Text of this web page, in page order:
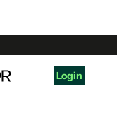
Login